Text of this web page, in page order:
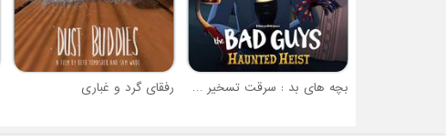
بچه های بد : سرقت تسخیر شده رفقای گرد و غباری